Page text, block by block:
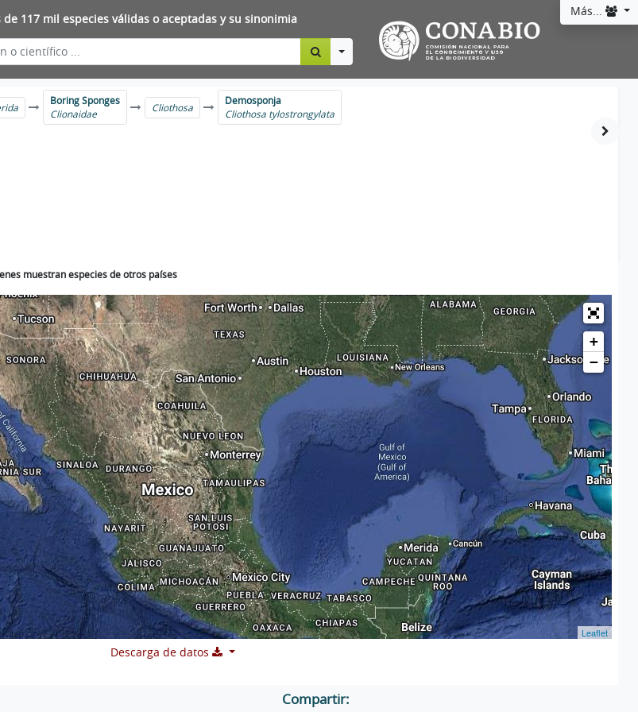
Más...
de 117 mil especies válidas o aceptadas y su sinonimia
Toggle Dropdown
Boring Sponges
Clionaidae
Cliothosa
Demosponja
Cliothosa tylostrongylata
muestran especies de otros países
+
−
Leaflet
Descarga de datos
Compartir: